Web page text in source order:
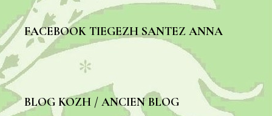
FACEBOOK TIEGEZH SANTEZ ANNA
BLOG KOZH / ANCIEN BLOG